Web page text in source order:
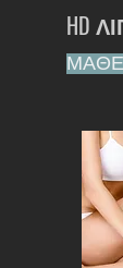
HD
ΜΑΘΕ